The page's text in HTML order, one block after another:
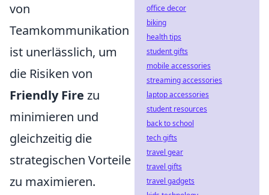
von
Teamkommunikation
ist unerlässlich, um
die Risiken von
Friendly Fire zu
minimieren und
gleichzeitig die
strategischen Vorteile
zu maximieren.
office decor
biking
health tips
student gifts
mobile accessories
streaming accessories
laptop accessories
student resources
back to school
tech gifts
travel gear
travel gifts
travel gadgets